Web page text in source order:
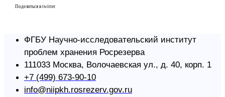
Поделиться в twitter
ФГБУ Научно-исследовательский институт
проблем хранения Росрезерва​
111033 Москва, Волочаевская ул., д. 40, корп. 1
+7 (499) 673-90-10
info@niipkh.rosrezerv.gov.ru